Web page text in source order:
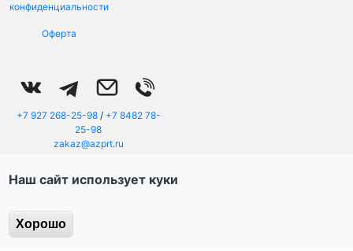
конфиденциальности
Оферта
+7 927 268-25-98/ +7 8482 78-
25-98
zakaz@azprt.ru
Пн - Пт: 08:00 - 20:00, Сб - Вс:
ООО "АЗ Принт" © 2014 -
ИНН/КПП/ОГРН
Наш сайт использует куки
Хорошо